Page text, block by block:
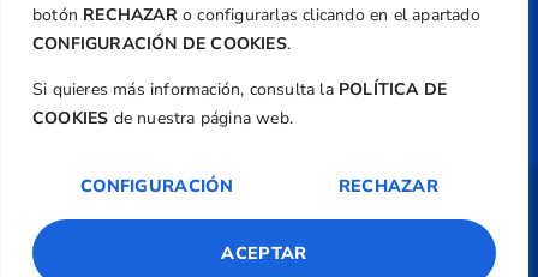
botón RECHAZARo configurarlas clicando en el apartado
CONFIGURACIÓN DE COOKIES.
Si quieres más información, consulta la POLÍTICA DE
COOKIES de nuestra página web.
CONFIGURACIÓN RECHAZAR
ACEPTAR
Federación
TecnoQuatre